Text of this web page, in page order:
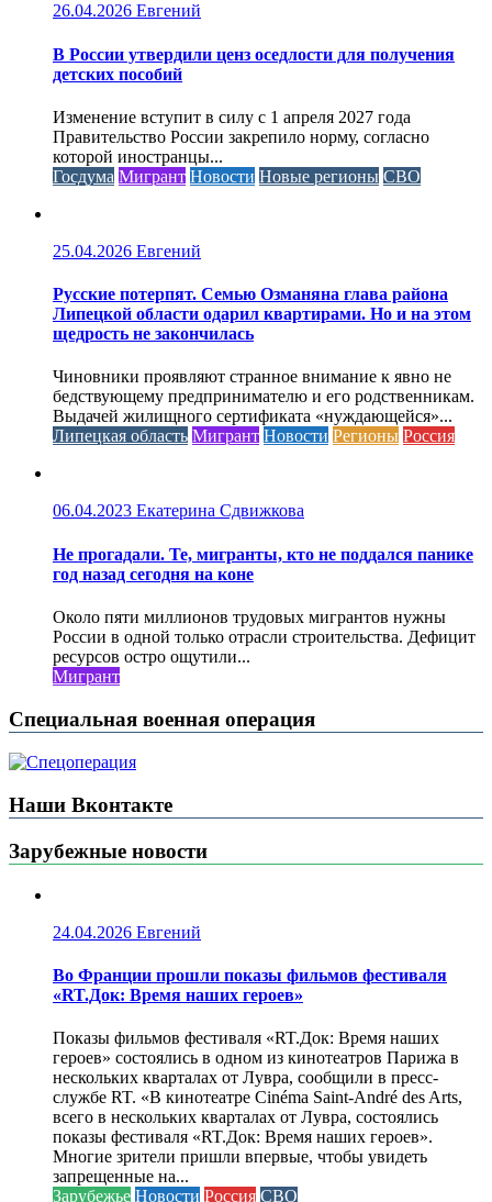
26.04.2026 Евгений
В России утвердили ценз оседлости для получения
детских пособий
Изменение вступит в силу с 1 апреля 2027 года
Правительство России закрепило норму, согласно
которой иностранцы...
Госдума Мигрант Новости Новые регионы СВО
25.04.2026 Евгений
Русские потерпят. Семью Озманяна глава района
Липецкой области одарил квартирами. Но и на этом
щедрость не закончилась
Чиновники проявляют странное внимание к явно не
бедствующему предпринимателю и его родственникам.
Выдачей жилищного сертификата «нуждающейся»...
Липецкая область Мигрант Новости Регионы Россия
06.04.2023 Екатерина Сдвижкова
Не прогадали. Те, мигранты, кто не поддался панике
год назад сегодня на коне
Около пяти миллионов трудовых мигрантов нужны
России в одной только отрасли строительства. Дефицит
ресурсов остро ощутили...
Мигрант
Специальная военная операция
Наши Вконтакте
Зарубежные новости
24.04.2026 Евгений
Во Франции прошли показы фильмов фестиваля
«RT.Док: Время наших героев»
Показы фильмов фестиваля «RT.Док: Время наших
героев» состоялись в одном из кинотеатров Парижа в
нескольких кварталах от Лувра, сообщили в пресс-
службе RT. «В кинотеатре Cinéma Saint-André des Arts,
всего в нескольких кварталах от Лувра, состоялись
показы фестиваля «RT.Док: Время наших героев».
Многие зрители пришли впервые, чтобы увидеть
запрещенные на...
Зарубежье Новости Россия СВО